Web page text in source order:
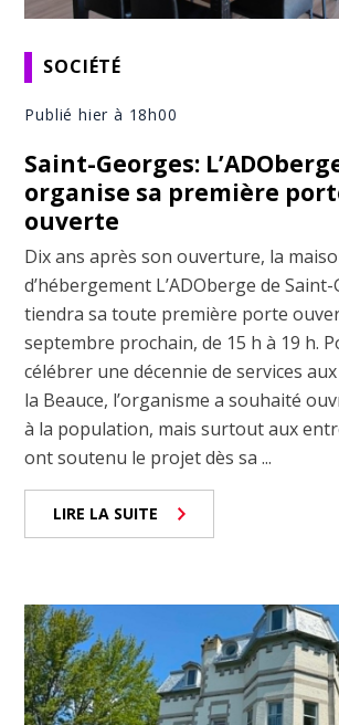
SOCIÉTÉ
Publié hier à 18h00
Saint-Georges:
organise sa première
ouverte
Dix ans après son ouverture, la
d’hébergement L’ADOberge de
tiendra sa toute première porte
septembre prochain, de 15 h à 19 h.
célébrer une décennie de services
la Beauce, l’organisme a souhaité
à la population, mais surtout aux
ont soutenu le projet dès sa ...
LIRE LA SUITE